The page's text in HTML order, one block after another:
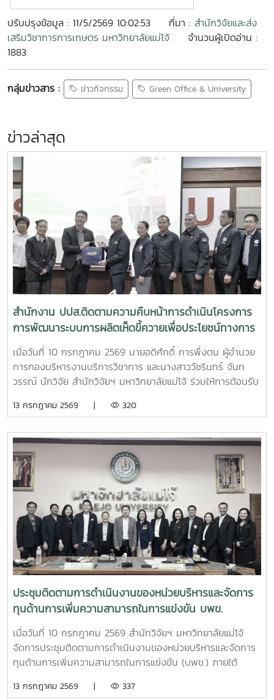
ปรับปรุงข้อมูล : 11/5/2569 10:02:53 ที่มา : สำนักวิจัยและส่ง
เสริมวิชาการการเกษตร มหาวิทยาลัยแม่โจ้
จำนวนผู้เปิดอ่าน :
1883
กลุ่มข่าวสาร : ข่าวกิจกรรม Green Office & University
ข่าวล่าสุด
สำนักงาน ปปส.ติดตามความคืบหน้าการดำเนินโครงการ
การพัฒนาระบบการผลิตเห็ดขี้ควายเพื่อประโยชน์ทางการ
แพทย์
เมื่อวันที่ 10 กรกฎาคม 2569 นายอดิศักดิ์ การพึ่งตน ผู้อำนวย
การกองบริหารงานบริการวิชาการ และนางสาววัชรินทร์ จันท
วรรณ์ นักวิจัย สำนักวิจัยฯ มหาวิทยาลัยแม่โจ้ ร่วมให้การต้อนรับ
ปราบปรามยาเสพติด (ป.ป.ส.) พร้อมคณะผู้บริหารและเจ้าหน้าที่
ความคืบหน้าการดำเนินโครงการการพัฒนาระบบการผลิตเห็ดขี้
ควายเพื่อประโยชน์ทางการแพทย์ โดยมีรองศาสตราจารย์ ดร.ชัย
ยศ สัมฤทธิ์สกุล รองอธิการบดีมหาวิทยาลัยแม่โจ้ ให้เกียรติเป็นผู้
แทนมหาวิทยาลัยกล่าวต้อนรับ โครงการดังกล่าวเป็นความร่วม
มือระหว่างสำนักงาน ป.ป.ส. และมหาวิทยาลัยแม่โจ้ ภายใต้
โครงการแผนงานบูรณาการการวิจัย พัฒนา และกำกับควบคุม
เห็ดขี้ควายในประเทศไทย เพื่อใช้ประโยชน์ทางการแพทย์ภายใต้
ระบบควบคุมของรัฐ ตามมาตรการควบคุมแห่งพระราชกฤษฎีกา
กำหนดพื้นที่ทดลองเพาะปลูกและสกัดสารสำคัญจากพืชฝิ่นและ
พืชเห็ดขี้ควายเพื่อประโยชน์ในการศึกษาวิจัย พ.ศ. 2568 ณ ห้อง
ประชุม 2 ชั้น 2 อาคารจุฬาภรณ์ คณะวิทยาศาสตร์ มหาวิทยาลัย
แม่โจ้
13 กรกฎาคม 2569 | 320
ประชุมติดตามการดำเนินงานของหน่วยบริหารและจัดการ
ทุนด้านการเพิ่มความสามารถในการแข่งขัน บพข.
เมื่อวันที่ 10 กรกฎาคม 2569 สำนักวิจัยฯ มหาวิทยาลัยแม่โจ้
จัดการประชุมติดตามการดำเนินงานของหน่วยบริหารและจัดการ
ทุนด้านการเพิ่มความสามารถในการแข่งขัน (บพข.) ภายใต้
แข่งขันและการพัฒนาพื้นที่ (องค์การมหาชน) ณ ห้องประชุมรวง
13 กรกฎาคม 2569 | 337